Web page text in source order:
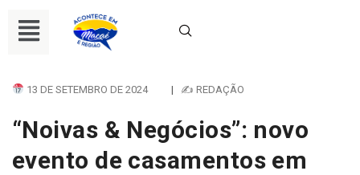
13 DE SETEMBRO DE 2024 | ✍ REDAÇÃO
“Noivas & Negócios”: novo
evento de casamentos em